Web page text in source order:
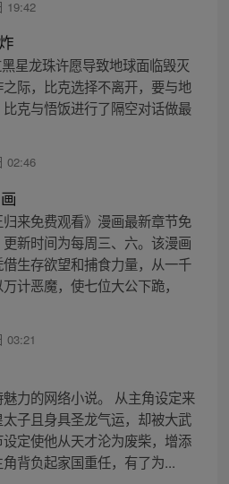
19:42
星龙珠许愿导致地球面临毁灭
际，比克选择不离开，要与地
克与悟饭进行了隔空对话做最
02:46
来免费观看》漫画最新章节免
新时间为每周三、六。该漫画
生存欲望和捕食力量，从一千
计恶魔，使七位大公下跪，
03:21
魅力的网络小说。 从主角设定来
子且身具圣龙气运，却被大武
定使他从天才沦为废柴，增添
背负起家国重任，有了为...